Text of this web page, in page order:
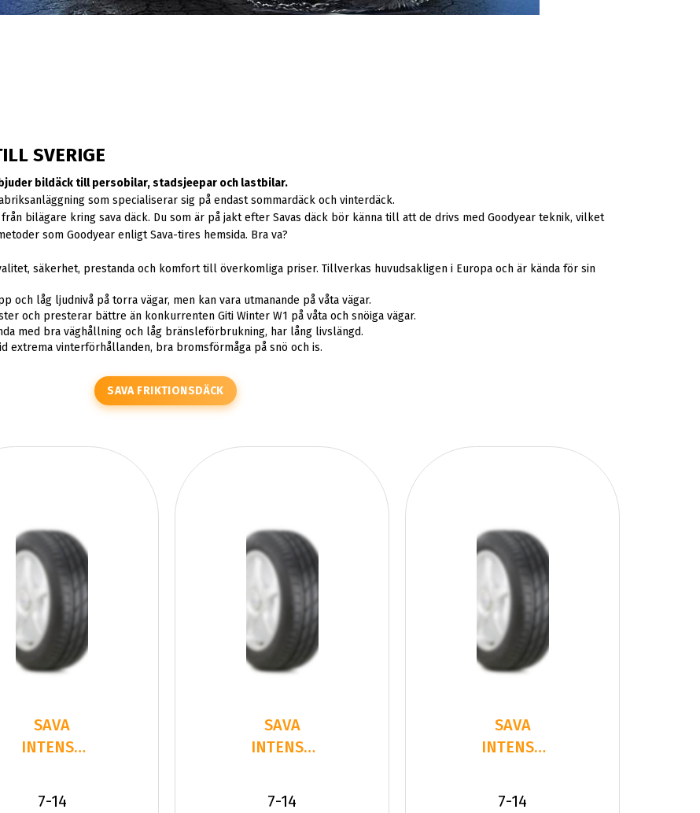
SVERIGE
bildäck till persobilar, stadsjeepar och lastbilar.
som specialiserar sig på endast sommardäck och vinterdäck.
bilägare kring sava däck. Du som är på jakt efter Savas däck bör känna till att de drivs med Goodyear teknik, vilket
som Goodyear enligt Sava-tires hemsida. Bra va?
säkerhet, prestanda och komfort till överkomliga priser. Tillverkas huvudsakligen i Europa och är kända för sin
och låg ljudnivå på torra vägar, men kan vara utmanande på våta vägar.
och presterar bättre än konkurrenten Giti Winter W1 på våta och snöiga vägar.
med bra väghållning och låg bränsleförbrukning, har lång livslängd.
extrema vinterförhållanden, bra bromsförmåga på snö och is.
SAVA FRIKTIONSDÄCK
SAVA
INTENSA
225/55R19
7-14
SAVA
INTENSA
245/45R18
7-14
SAVA
INTENSA
235/50R18
7-14